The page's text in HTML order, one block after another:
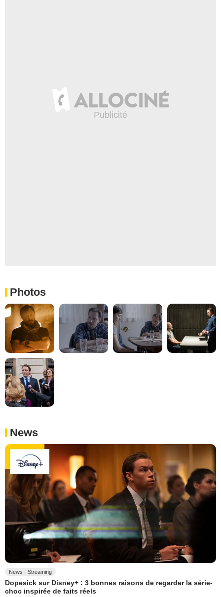
Photos
News
News - Streaming
Dopesick sur Disney+ : 3 bonnes raisons de regarder la série-
choc inspirée de faits réels